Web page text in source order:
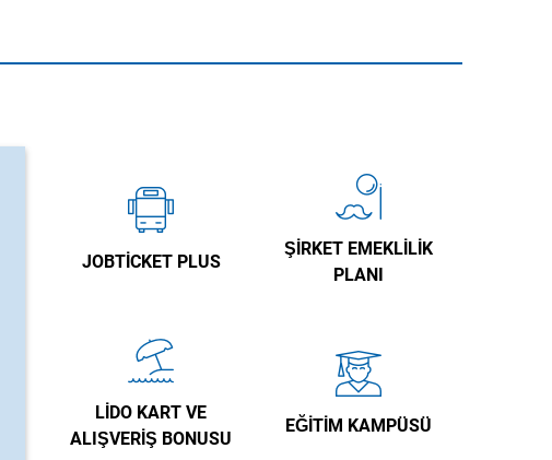
JOBTICKET PLUS
ŞIRKET EMEKLILIK
PLANI
LIDO KART VE
ALIŞVERIŞ BONUSU
EĞITIM KAMPÜSÜ